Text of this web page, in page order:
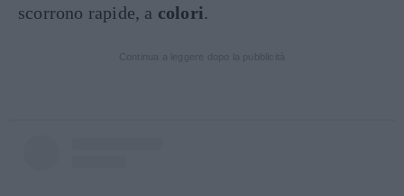
scorrono rapide, a colori.